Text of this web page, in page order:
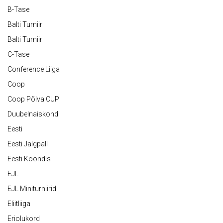
B-Tase
Balti Turniir
Balti Turniir
C-Tase
Conference Liiga
Coop
Coop Põlva CUP
Duubelnaiskond
Eesti
Eesti Jalgpall
Eesti Koondis
EJL
EJL Miniturniirid
Eliitliiga
Eriolukord